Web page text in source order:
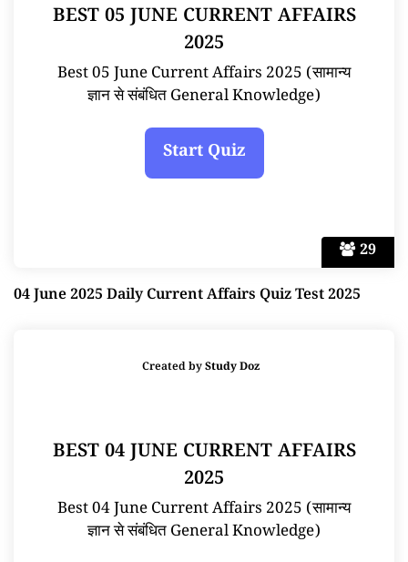
29
BEST 05 JUNE CURRENT AFFAIRS
2025
Best 05 June Current Affairs 2025 (सामान्य
ज्ञान से संबंधित General Knowledge)
04 June 2025 Daily Current Affairs Quiz Test 2025
Created byStudy Doz
BEST 04 JUNE CURRENT AFFAIRS
2025
Best 04 June Current Affairs 2025 (सामान्य
ज्ञान से संबंधित General Knowledge)